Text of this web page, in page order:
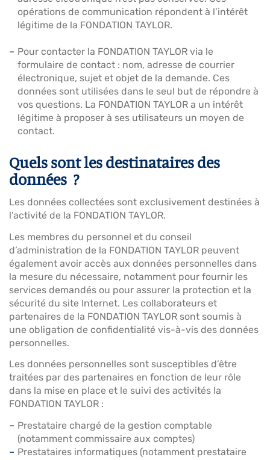
opérations de communication répondent à l’intérêt
légitime de la FONDATION TAYLOR.
Pour contacter la FONDATION TAYLOR via le
formulaire de contact : nom, adresse de courrier
électronique, sujet et objet de la demande. Ces
données sont utilisées dans le seul but de répondre à
vos questions. La FONDATION TAYLOR a un intérêt
légitime à proposer à ses utilisateurs un moyen de
contact.
Quels sont les destinataires des
données ?
Les données collectées sont exclusivement destinées à
l’activité de la FONDATION TAYLOR.
Les membres du personnel et du conseil
d’administration de la FONDATION TAYLOR peuvent
également avoir accès aux données personnelles dans
la mesure du nécessaire, notamment pour fournir les
services demandés ou pour assurer la protection et la
sécurité du site Internet. Les collaborateurs et
partenaires de la FONDATION TAYLOR sont soumis à
une obligation de confidentialité vis-à-vis des données
personnelles.
Les données personnelles sont susceptibles d’être
traitées par des partenaires en fonction de leur rôle
dans la mise en place et le suivi des activités la
FONDATION TAYLOR :
Prestataire chargé de la gestion comptable
(notamment commissaire aux comptes)
Prestataires informatiques (notamment prestataire